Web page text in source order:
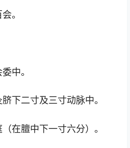
。
中。
二寸及三寸动脉中。
膻中下一寸六分）。